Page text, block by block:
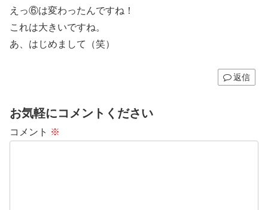
えっ⑥は変わったんですね！
これは大きいですね。
あ、はじめまして（笑）
返信
お気軽にコメントください
コメント ※